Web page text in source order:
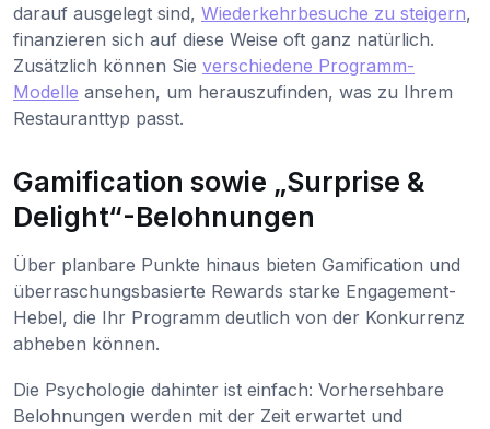
darauf ausgelegt sind, Wiederkehrbesuche zu steigern,
finanzieren sich auf diese Weise oft ganz natürlich.
Zusätzlich können Sie verschiedene Programm-
Modelle ansehen, um herauszufinden, was zu Ihrem
Restauranttyp passt.
Gamification sowie „Surprise &
Delight“-Belohnungen
Über planbare Punkte hinaus bieten Gamification und
überraschungsbasierte Rewards starke Engagement-
Hebel, die Ihr Programm deutlich von der Konkurrenz
abheben können.
Die Psychologie dahinter ist einfach: Vorhersehbare
Belohnungen werden mit der Zeit erwartet und